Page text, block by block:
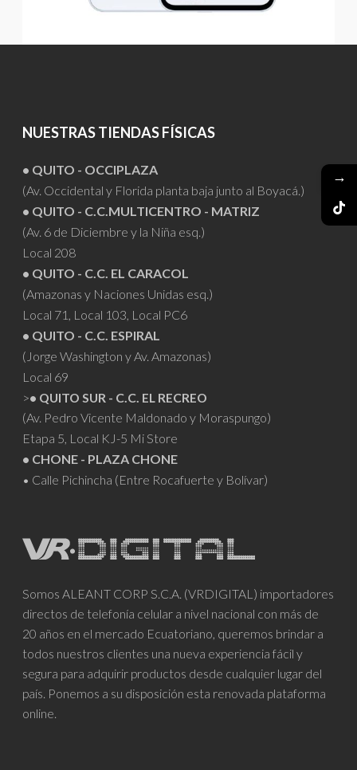
NUESTRAS TIENDAS FÍSICAS
• QUITO - OCCIPLAZA
(Av. Occidental y Florida planta baja junto al Boyacá.)
• QUITO - C.C.MULTICENTRO - MATRIZ
(Av. 6 de Diciembre y la Niña esq.)
Local 208
• QUITO - C.C. EL CARACOL
(Amazonas y Naciones Unidas esq.)
Local 71, Local 103, Local PC6
• QUITO - C.C. ESPIRAL
(Jorge Washington y Av. Amazonas)
Local 69
>• QUITO SUR - C.C. EL RECREO
(Av. Pedro Vicente Maldonado y Moraspungo)
Etapa 5, Local KJ-5 Mi Store
• CHONE - PLAZA CHONE
• Calle Pichincha (Entre Rocafuerte y Bolívar)
Somos ALEANT CORP S.C.A. (VRDIGITAL) importadores
directos de telefonía celular a nivel nacional con más de
20 años en el mercado Ecuatoriano, queremos brindar a
todos nuestros clientes una nueva experiencia fácil y
segura para adquirir productos desde cualquier lugar del
país. Ponemos a su disposición esta renovada plataforma
online.
→